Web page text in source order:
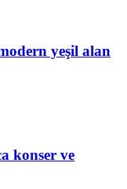
yeşil alan
konser ve